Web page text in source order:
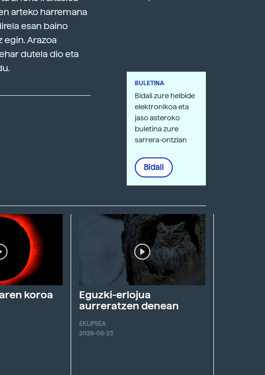
arteko harremana
esan baino
Arazoa
dutela dio eta
BULETINA
Bidali zure helbide
elektronikoa eta
jaso asteroko
buletina zure
sarrera-ontzian
Bidali
koroa
Eguzki-erlojua
aurreratzen denean
EKLIPSEA
2026-06-23